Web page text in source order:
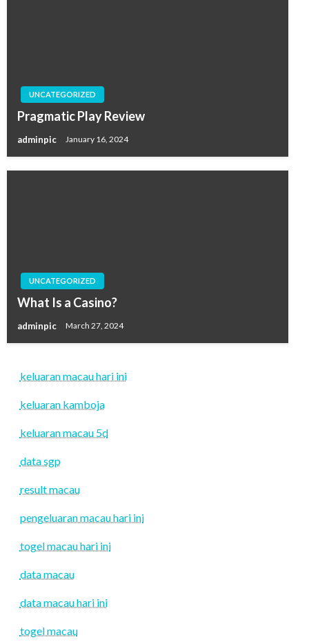
UNCATEGORIZED
Pragmatic Play Review
adminpic January 16, 2024
UNCATEGORIZED
What Is a Casino?
adminpic March 27, 2024
keluaran macau hari ini
keluaran kamboja
keluaran macau 5d
data sgp
result macau
pengeluaran macau hari ini
togel macau hari ini
data macau
data macau hari ini
togel macau